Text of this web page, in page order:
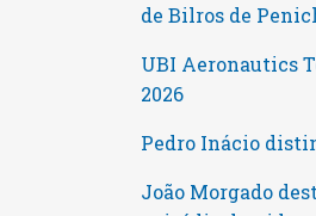
de Bilros de
UBI Aeronautics
2026
Pedro Inácio
João Morgado